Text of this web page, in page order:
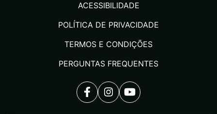
ACESSIBILIDADE
POLÍTICA DE PRIVACIDADE
TERMOS E CONDIÇÕES
PERGUNTAS FREQUENTES